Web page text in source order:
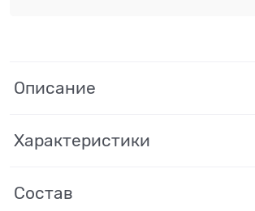
Описание
Характеристики
Состав